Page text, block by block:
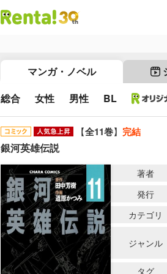
マンガ・ノベル
総合 女性 男性 BL
【全11巻】 完結
銀河英雄伝説
著者
発行
カテゴリ
ジャンル
タグ